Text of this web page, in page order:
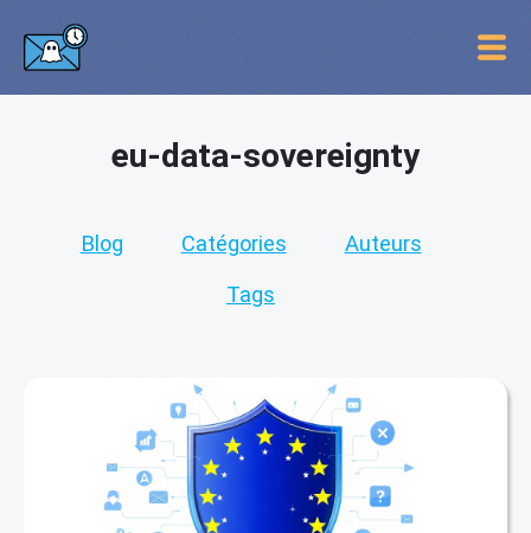
eu-data-sovereignty
Blog Catégories Auteurs
Tags